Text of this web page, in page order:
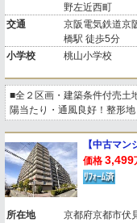
野左近西町
交通
京阪電気鉄道京
橋駅 徒歩5分
小学校 桃山小学校
■全２区画・建築条件付売土
陽当たり・通風良好！整形
価格 3,499
所在地
京都府京都市伏